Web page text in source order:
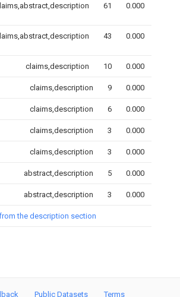
61 0.000
43 0.000
claims,description 10 0.000
claims,description 9 0.000
claims,description 6 0.000
claims,description 3 0.000
claims,description 3 0.000
abstract,description 5 0.000
abstract,description 3 0.000
the description section
Public Datasets Terms